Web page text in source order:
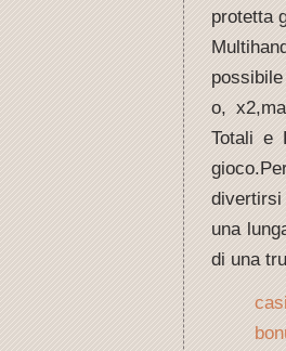
protetta
o,
Totali e
una
di una